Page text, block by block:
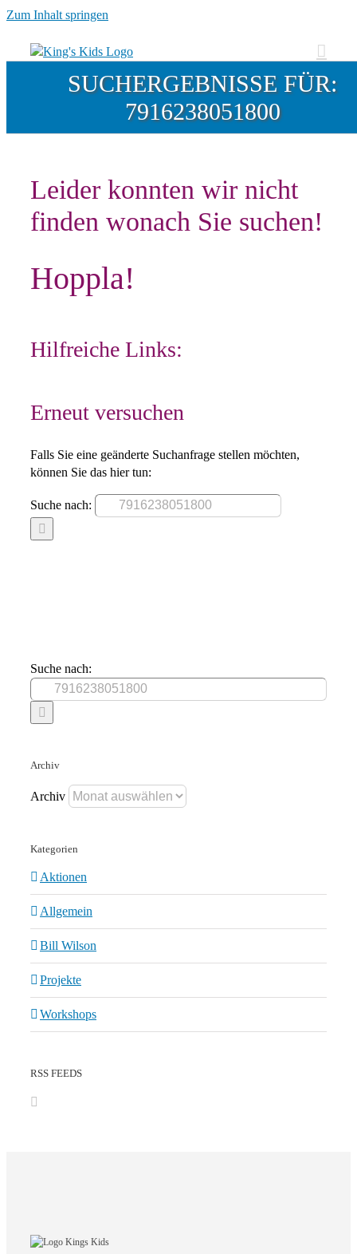
Zum Inhalt springen
SUCHERGEBNISSE FÜR:
7916238051800
Leider konnten wir nicht
finden wonach Sie suchen!
Hoppla!
Hilfreiche Links:
Erneut versuchen
Falls Sie eine geänderte Suchanfrage stellen möchten,
können Sie das hier tun:
Suche nach:
Suche nach:
Archiv
Archiv
Kategorien
Aktionen
Allgemein
Bill Wilson
Projekte
Workshops
RSS FEEDS